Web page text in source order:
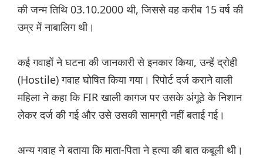
की जन्म तिथि 03.10.2000 थी, जिससे वह करीब 15 वर्ष की
उम्र में नाबालिग थी।
कई गवाहों ने घटना की जानकारी से इनकार किया, उन्हें द्रोही
(Hostile) गवाह घोषित किया गया। रिपोर्ट दर्ज कराने वाली
महिला ने कहा कि FIR खाली कागज पर उसके अंगूठे के निशान
लेकर दर्ज की गई और उसे उसकी सामग्री नहीं बताई गई।
अन्य गवाह ने बताया कि माता-पिता ने हत्या की बात कबूली थी।